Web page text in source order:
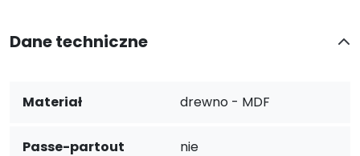
Dane techniczne
Materiał drewno - MDF
Passe-partout nie